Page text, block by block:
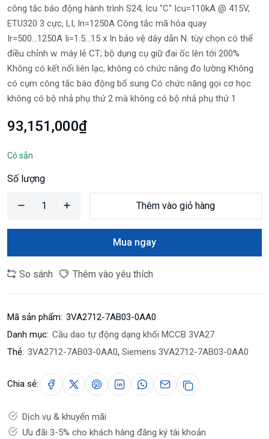
công tắc báo động hành trình S24; Icu "C" Icu=110kA @ 415V,
ETU320 3 cực, LI, In=1250A Công tắc mã hóa quay
Ir=500...1250A Ii=1.5...15 x In bảo vệ dây dẫn N. tùy chọn có thể
điều chỉnh w. máy lẻ CT; bộ dụng cụ giữ đai ốc lên tới 200%
Không có kết nối liên lạc, không có chức năng đo lường Không
có cụm công tắc báo động bổ sung Có chức năng gọi cơ học
không có bộ nhả phụ thứ 2 mà không có bộ nhả phụ thứ 1
93,151,000₫
Có sẵn
Số lượng
Thêm vào giỏ hàng
Mua ngay
So sánh Thêm vào yêu thích
Mã sản phẩm: 3VA2712-7AB03-0AA0
Danh mục: Cầu dao tự động dạng khối MCCB 3VA27
Thẻ: 3VA2712-7AB03-0AA0, Siemens 3VA2712-7AB03-0AA0
Chia sẻ:
Dịch vụ & khuyến mãi
Ưu đãi 3-5% cho khách hàng đăng ký tài khoản